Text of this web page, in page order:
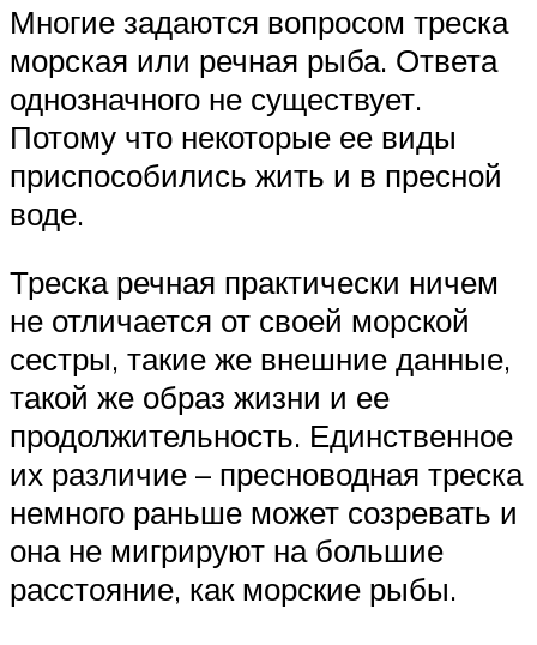
Многие задаются вопросом треска
морская или речная рыба. Ответа
однозначного не существует.
Потому что некоторые ее виды
приспособились жить и в пресной
воде.
Треска речная практически ничем
не отличается от своей морской
сестры, такие же внешние данные,
такой же образ жизни и ее
продолжительность. Единственное
их различие – пресноводная треска
немного раньше может созревать и
она не мигрируют на большие
расстояние, как морские рыбы.